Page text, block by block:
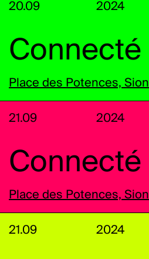
20.09 2024
Connecté
Place des Potences, Sion
21.09 2024
Connecté
Place des Potences, Sion
21.09 2024